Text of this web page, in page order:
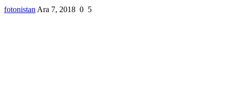
fotonistan Ara 7, 2018 0 5